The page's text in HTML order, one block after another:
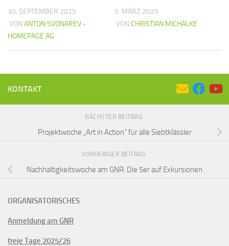
30. SEPTEMBER 2025
VON ANTON SVONAREV -
HOMEPAGE AG
5. MÄRZ 2025
VON CHRISTIAN MICHALKE
KONTAKT
NÄCHSTER BEITRAG
Projektwoche „Art in Action“ für alle Siebtklässler
VORHERIGER BEITRAG
Nachhaltigkeitswoche am GNR: Die 5er auf Exkursionen
ORGANISATORISCHES
Anmeldung am GNR
freie Tage 2025/26